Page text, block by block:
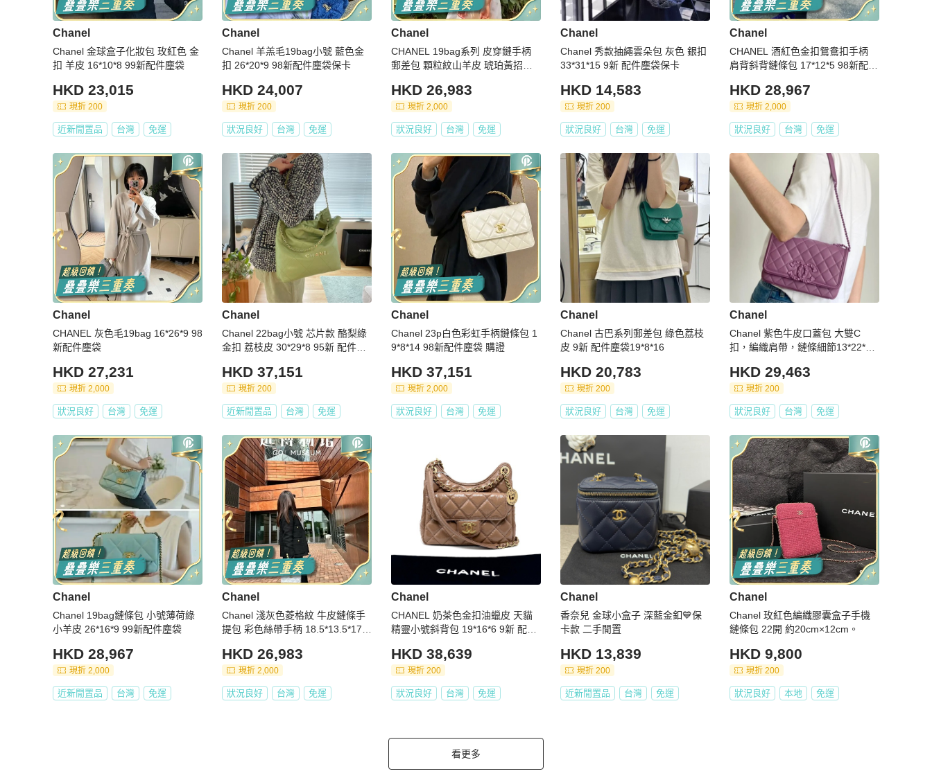
Chanel
Chanel 金球盒子化妝包 玫紅色 金
扣 羊皮 16*10*8 99新配件塵袋
HKD 23,015
現折 200
近新閒置品 台灣 免運
Chanel
Chanel 羊羔毛19bag小號 藍色金
扣 26*20*9 98新配件塵袋保卡
HKD 24,007
現折 200
狀況良好 台灣 免運
Chanel
CHANEL 19bag系列 皮穿鏈手柄
郵差包 顆粒紋山羊皮 琥珀黃招財
HKD 26,983
現折 2,000
狀況良好 台灣 免運
Chanel
Chanel 秀款抽繩雲朵包 灰色 銀扣
33*31*15 9新 配件塵袋保卡
HKD 14,583
現折 200
狀況良好 台灣 免運
Chanel
CHANEL 酒紅色金扣鴛鴦扣手柄
肩背斜背鏈條包 17*12*5 98新配件
HKD 28,967
現折 2,000
狀況良好 台灣 免運
Chanel
CHANEL 灰色毛19bag 16*26*9 98
新配件塵袋
HKD 27,231
現折 2,000
狀況良好 台灣 免運
Chanel
Chanel 22bag小號 芯片款 酪梨綠
金扣 荔枝皮 30*29*8 95新 配件子
HKD 37,151
現折 200
近新閒置品 台灣 免運
Chanel
Chanel 23p白色彩虹手柄鏈條包 1
9*8*14 98新配件塵袋 購證
HKD 37,151
現折 2,000
狀況良好 台灣 免運
Chanel
Chanel 古巴系列郵差包 綠色荔枝
皮 9新 配件塵袋19*8*16
HKD 20,783
現折 200
狀況良好 台灣 免運
Chanel
Chanel 紫色牛皮口蓋包 大雙C
扣，編織肩帶，鏈條細節13*22*6.5
HKD 29,463
現折 200
狀況良好 台灣 免運
Chanel
Chanel 19bag鏈條包 小號薄荷綠
小羊皮 26*16*9 99新配件塵袋
HKD 28,967
現折 2,000
近新閒置品 台灣 免運
Chanel
Chanel 淺灰色菱格紋 牛皮鏈條手
提包 彩色絲帶手柄 18.5*13.5*17 9
HKD 26,983
現折 2,000
狀況良好 台灣 免運
Chanel
CHANEL 奶茶色金扣油蠟皮 天貓
精靈小號斜背包 19*16*6 9新 配件
HKD 38,639
現折 200
狀況良好 台灣 免運
Chanel
香奈兒 金球小盒子 深藍金釦💙保
卡款 二手閒置
HKD 13,839
現折 200
近新閒置品 台灣 免運
Chanel
Chanel 玫紅色編織膠囊盒子手機
鏈條包 22開 約20cm×12cm。
HKD 9,800
現折 200
狀況良好 本地 免運
看更多